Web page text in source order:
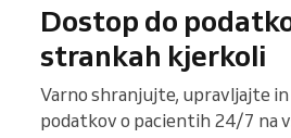
Dostop do
strankah kjerkoli
Varno shranjujte, upravljajte
podatkov o pacientih 24/7 na